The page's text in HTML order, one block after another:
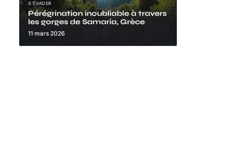
S'ÉVADER
Pérégrination inoubliable à travers
les gorges de Samaria, Grèce
11 mars 2026